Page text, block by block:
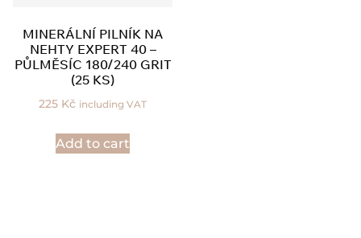
MINERÁLNÍ PILNÍK NA
NEHTY EXPERT 40 –
PŮLMĚSÍC 180/240 GRIT
(25 KS)
225 Kč including VAT
Add to cart